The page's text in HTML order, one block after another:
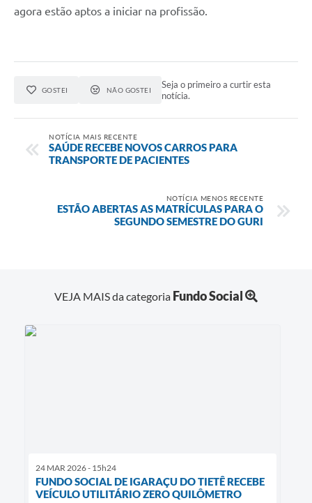
agora estão aptos a iniciar na profissão.
GOSTEI NÃO GOSTEI
Seja o primeiro a curtir esta
notícia.
NOTÍCIA MAIS RECENTE
SAÚDE RECEBE NOVOS CARROS PARA
TRANSPORTE DE PACIENTES
NOTÍCIA MENOS RECENTE
ESTÃO ABERTAS AS MATRÍCULAS PARA O
SEGUNDO SEMESTRE DO GURI
VEJA MAIS da categoria Fundo Social
24 MAR 2026 - 15h24
FUNDO SOCIAL DE IGARAÇU DO TIETÊ RECEBE
VEÍCULO UTILITÁRIO ZERO QUILÔMETRO